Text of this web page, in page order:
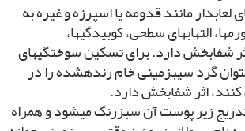
لعاب‏دار مانند قدومه یا اسپرزه و غیره به
التهاب‏هاى سطحى، کوبیدگى‏ها،
شفابخش دارد. براى تسکین سوختگى‏هاى
گرد سیب‏زمینى خام رنده‏شده را در
اثر شفابخش دارد.
تدریج زیر پوست آن سبزرنگ مى‏شود و همراه